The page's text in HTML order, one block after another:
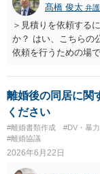
髙橋 俊太 弁
＞見積りを依頼する
か？ はい、こちらの
依頼を行うための場
わせをしていただく
離婚後の同居に関
ください
#離婚書類作成 #DV・暴力
#離婚協議
2026年6月22日